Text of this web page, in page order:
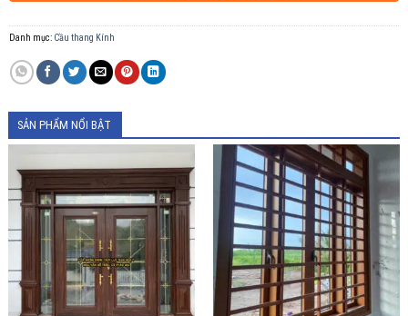
Danh mục: Cầu thang Kính
SẢN PHẨM NỔI BẬT